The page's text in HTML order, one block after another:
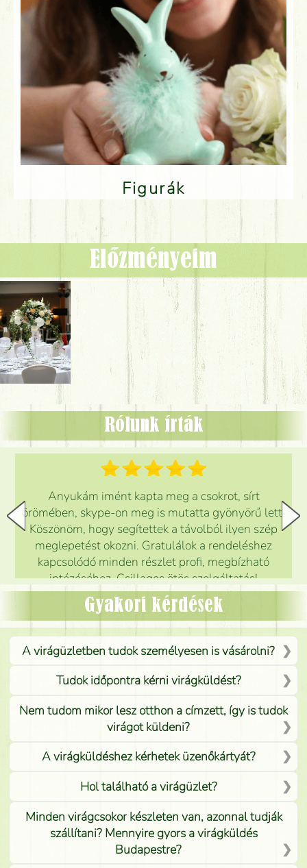
Figurák
Előzményeim
Rólunk írták
Anyukám imént kapta meg a csokrot, sírt
örömében, skype-on meg is mutatta gyönyörű lett.
Köszönöm, hogy segítettek a távolból ilyen szép
meglepetést okozni. Gratulálok a rendeléshez
kapcsolódó minden részlet profi, megbízható
intézéséhez. Csillagos ötös szolgáltatás!
Mónika
Gyakori kérdések
A virágüzletben tudok személyesen is vásárolni?
Tudok időpontra kérni virágküldést?
Nem tudom mikor lesz otthon a címzett, így is tudok
virágot küldeni?
A virágküldéshez kérhetek üzenőkártyát?
Hol található a virágüzlet?
Minden virágcsokor készleten van, azonnal tudják
szállítani? Mennyire gyors a virágküldés
Budapestre?